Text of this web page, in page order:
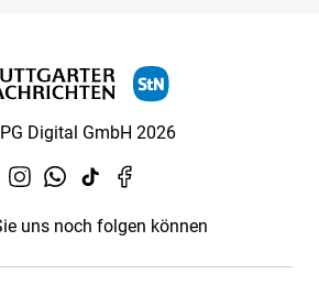
Digital GmbH 2026
uns noch folgen können